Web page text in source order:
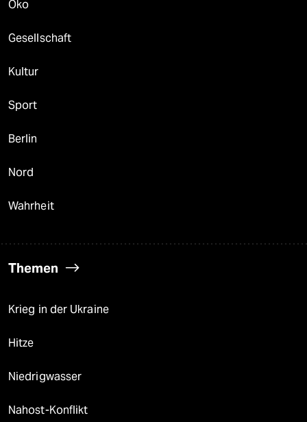
Öko
Gesellschaft
Kultur
Sport
Berlin
Nord
Wahrheit
Themen
Krieg in der Ukraine
Hitze
Niedrigwasser
Nahost-Konflikt